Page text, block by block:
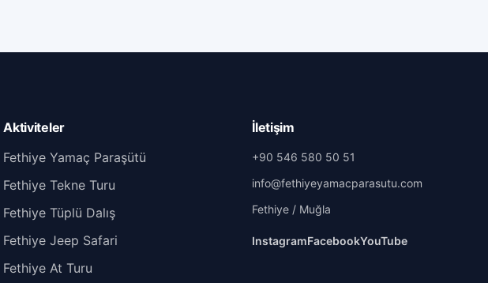
Aktiviteler
Fethiye Yamaç Paraşütü
Fethiye Tekne Turu
Fethiye Tüplü Dalış
Fethiye Jeep Safari
Fethiye At Turu
İletişim
+90 546 580 50 51
info@fethiyeyamacparasutu.com
Fethiye / Muğla
InstagramFacebookYouTube